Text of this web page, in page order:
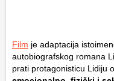
Film je adaptacija
autobiografskog romana
prati protagonisticu Lidiju